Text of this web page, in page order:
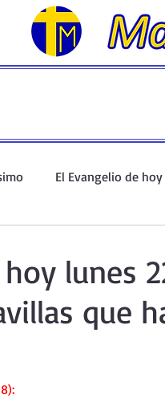
El Evangelio de hoy
un minuto
Santo Rosario y
lunes
que